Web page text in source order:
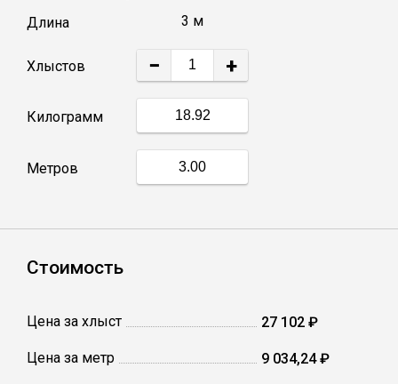
Катанка
Профлист
Винтовые сваи
Сетка кладочная
Длина 3 м
Хлыстов − +
Килограмм
Метров
Стоимость
Цена за хлыст 27 102 ₽
Цена за метр 9 034,24 ₽